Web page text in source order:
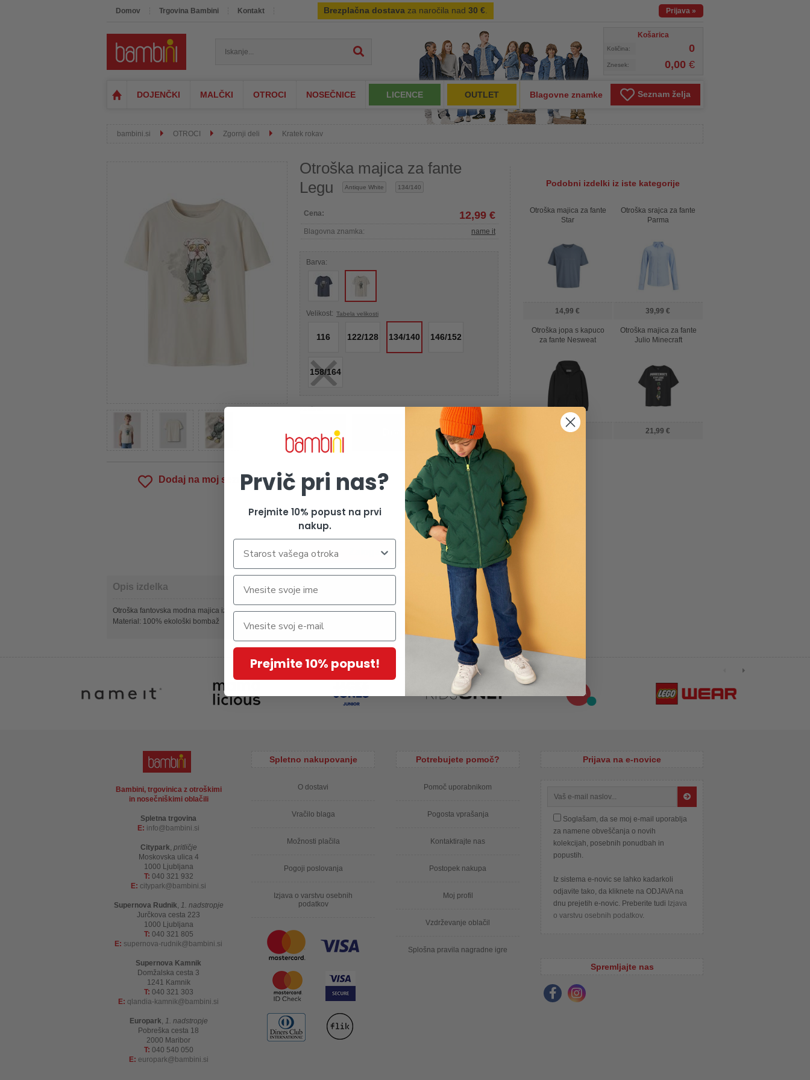
Domov Trgovina Bambini Kontakt Brezplačna dostava za naročila nad 30 € Prijava »
Košarica
Količina: 0
Znesek: 0,00 €
DOJENČKI MALČKI OTROCI NOSEČNICE LICENCE OUTLET Blagovne znamke Seznam želja
bambini.si OTROCI Zgornji deli Kratek rokav
Otroška majica za fante
Legu
Antique White 134/140
Dodaj na moj seznam
Cena: 12,99 €
Blagovna znamka: name it
Barva:
Velikost: Tabela velikosti
116 122/128 134/140 146/152
158/164
×
Dodaj v košarico
Količina:
Zaloga po trgovinah »
Opis izdelka
Otroška fantovska modna majica iz prijetnega ekološkega bombaža, s potiskom spredaj, regular kroj, kratek rokav.
Material: 100% ekološki bombaž
Podobni izdelki iz iste kategorije
Otroška majica za fante
Star
14,99 €
Otroška srajca za fante
Parma
39,99 €
Otroška jopa s kapuco
za fante Nesweat
23,99 €
Otroška majica za fante
Julio Minecraft
21,99 €
Bambini, trgovinica z otroškimi
in nosečniškimi oblačili
Spletna trgovina
E: info bambini.si
Citypark, pritličje
Moskovska ulica 4
1000 Ljubljana
T: 040 321 932
E: citypark bambini.si
Supernova Rudnik, 1. nadstropje
Jurčkova cesta 223
1000 Ljubljana
T: 040 321 805
E: supernova-rudnik bambini.si
Supernova Kamnik
Domžalska cesta 3
1241 Kamnik
T: 040 321 303
E: qlandia-kamnik bambini.si
Europark, 1. nadstropje
Pobreška cesta 18
2000 Maribor
T: 040 540 050
E: europark bambini.si
Spletno nakupovanje
O dostavi
Vračilo blaga
Možnosti plačila
Pogoji poslovanja
Izjava o varstvu osebnih
podatkov
Potrebujete pomoč?
Pomoč uporabnikom
Pogosta vprašanja
Kontaktirajte nas
Postopek nakupa
Moj profil
Vzdrževanje oblačil
Splošna pravila nagradne igre
Prijava na e-novice
Soglašam, da se moj e-mail uporablja
za namene obveščanja o novih
kolekcijah, posebnih ponudbah in
popustih.
Iz sistema e-novic se lahko kadarkoli
odjavite tako, da kliknete na ODJAVA na
dnu prejetih e-novic. Preberite tudi Izjava
o varstvu osebnih podatkov.
Spremljajte nas
Prvič pri nas?
Prejmite 10% popust na prvi
nakup.
Prejmite 10% popust!